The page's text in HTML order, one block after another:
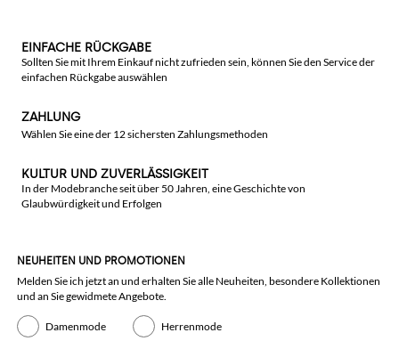
EINFACHE RÜCKGABE
Sollten Sie mit Ihrem Einkauf nicht zufrieden sein, können Sie den Service der
einfachen Rückgabe auswählen
ZAHLUNG
Wählen Sie eine der 12 sichersten Zahlungsmethoden
KULTUR UND ZUVERLÄSSIGKEIT
In der Modebranche seit über 50 Jahren, eine Geschichte von
Glaubwürdigkeit und Erfolgen
NEUHEITEN UND PROMOTIONEN
Melden Sie ich jetzt an und erhalten Sie alle Neuheiten, besondere Kollektionen
und an Sie gewidmete Angebote.
Damenmode Herrenmode